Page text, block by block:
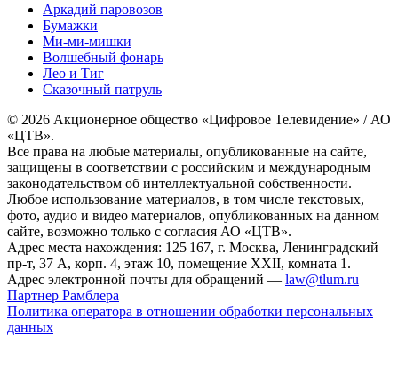
Аркадий паровозов
Бумажки
Ми-ми-мишки
Волшебный фонарь
Лео и Тиг
Сказочный патруль
© 2026 Акционерное общество «Цифровое Телевидение» / АО
«ЦТВ».
Все права на любые материалы, опубликованные на сайте,
защищены в соответствии с российским и международным
законодательством об интеллектуальной собственности.
Любое использование материалов, в том числе текстовых,
фото, аудио и видео материалов, опубликованных на данном
сайте, возможно только с согласия АО «ЦТВ».
Адрес места нахождения: 125 167, г. Москва, Ленинградский
пр-т, 37 А, корп. 4, этаж 10, помещение XXII, комната 1.
Адрес электронной почты для обращений — law@tlum.ru
Партнер Рамблера
Политика оператора в отношении обработки персональных
данных